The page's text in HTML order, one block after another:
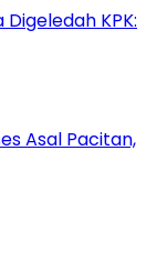
KPK:
Asal Pacitan,